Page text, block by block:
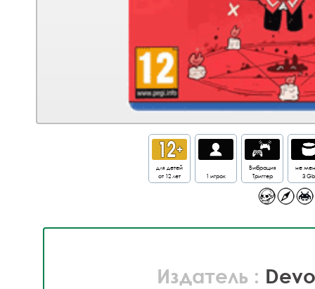
для детей
от 12 лет
1 игрок
Вибрация
Триггер
не
3 Gb
Издатель :